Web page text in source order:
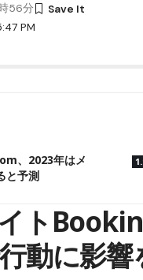
PM
56分
、2023年はメ
と予測
ト
動に影